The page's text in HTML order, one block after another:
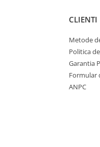
CLIENTI
Metode
Politica
Garantia
Formular
ANPC